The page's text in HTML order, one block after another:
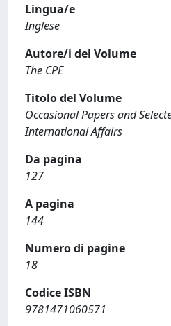
Lingua/e
Inglese
Autore/i del Volume
The CPE
Titolo del Volume
Occasional Papers and
International Affairs
Da pagina
127
A pagina
144
Numero di pagine
18
Codice ISBN
9781471060571